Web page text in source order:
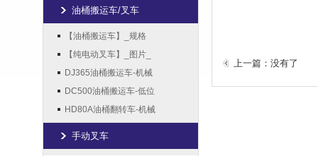
油桶搬运车/叉车
【油桶搬运车】_规格
【纯电动叉车】_图片_
DJ365油桶搬运车-机械
DC500油桶搬运车-低位
HD80A油桶翻转车-机械
手动叉车
上一篇：没有了